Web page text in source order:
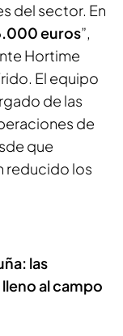
del sector. En
euros”,
Hortime
El equipo
de las
de
que
reducido los
las
al campo